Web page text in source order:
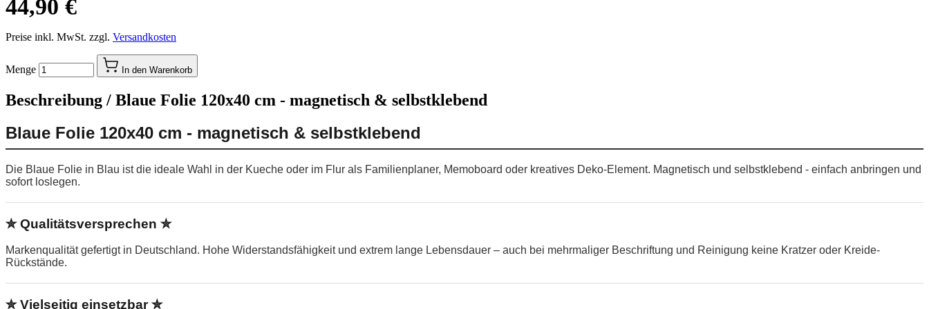
44,90 €
Preise inkl. MwSt. zzgl. Versandkosten
Menge In den Warenkorb
Beschreibung / Blaue Folie 120x40 cm - magnetisch & selbstklebend
Blaue Folie 120x40 cm - magnetisch & selbstklebend
Die Blaue Folie in Blau ist die ideale Wahl in der Kueche oder im Flur als Familienplaner, Memoboard oder kreatives Deko-Element. Magnetisch und selbstklebend - einfach anbringen und
sofort loslegen.
✮ Qualitätsversprechen ✮
Markenqualität gefertigt in Deutschland. Hohe Widerstandsfähigkeit und extrem lange Lebensdauer – auch bei mehrmaliger Beschriftung und Reinigung keine Kratzer oder Kreide-
Rückstände.
✮ Vielseitig einsetzbar ✮